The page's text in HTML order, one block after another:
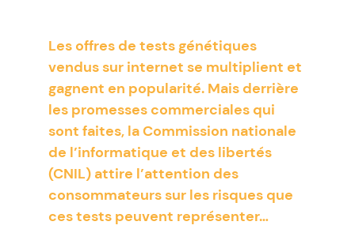
Les offres de tests génétiques
vendus sur internet se multiplient et
gagnent en popularité. Mais derrière
les promesses commerciales qui
sont faites, la Commission nationale
de l’informatique et des libertés
(CNIL) attire l’attention des
consommateurs sur les risques que
ces tests peuvent représenter…